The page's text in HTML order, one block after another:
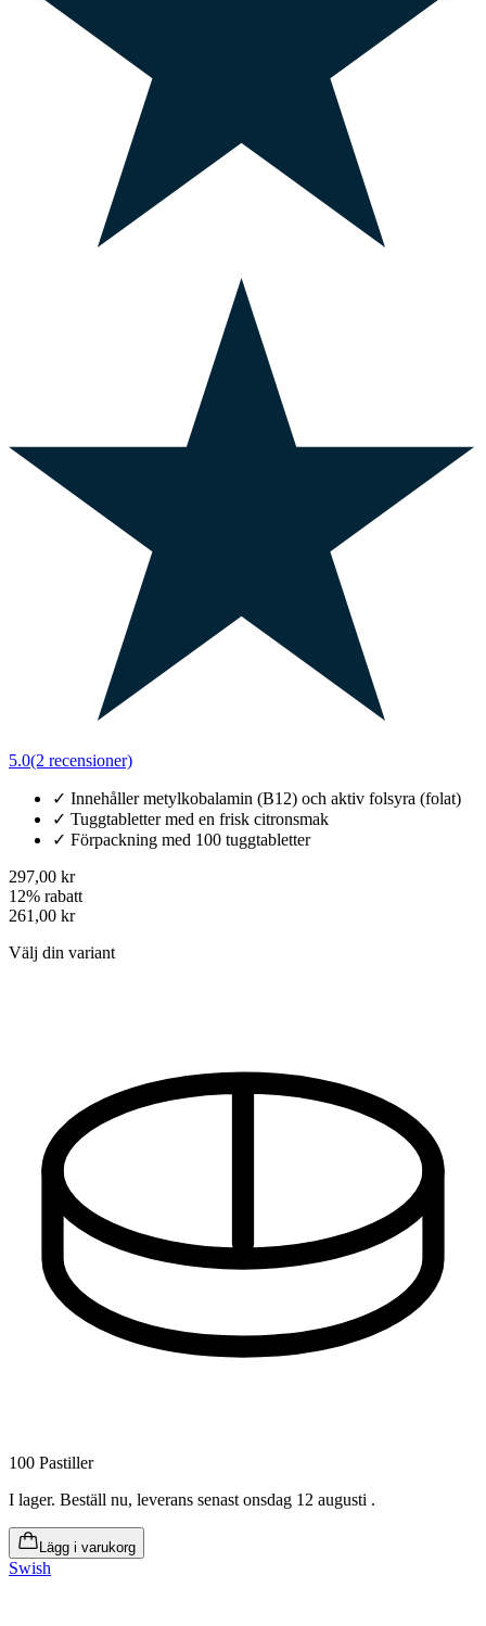
5.0(2 recensioner)
✓ Innehåller metylkobalamin (B12) och aktiv folsyra (folat)
✓ Tuggtabletter med en frisk citronsmak
✓ Förpackning med 100 tuggtabletter
297,00 kr
12% rabatt
261,00 kr
Välj din variant
100 Pastiller
I lager. Beställ nu, leverans senast onsdag 12 augusti .
Lägg i varukorg
Swish